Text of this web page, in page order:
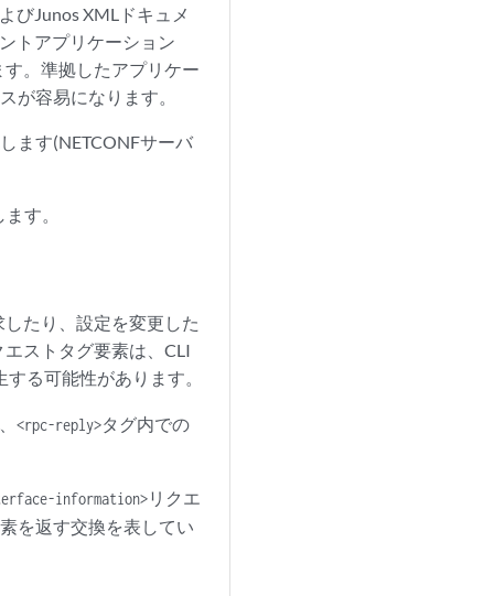
びJunos XMLドキュメ
トアプリケーション
。準拠したアプリケー
が容易になります。
ます(NETCONFサーバ
す。
たり、設定を変更した
ストタグ要素は、CLI
る可能性があります。
<rpc-reply>タグ内での
information>リクエ
を返す交換を表してい